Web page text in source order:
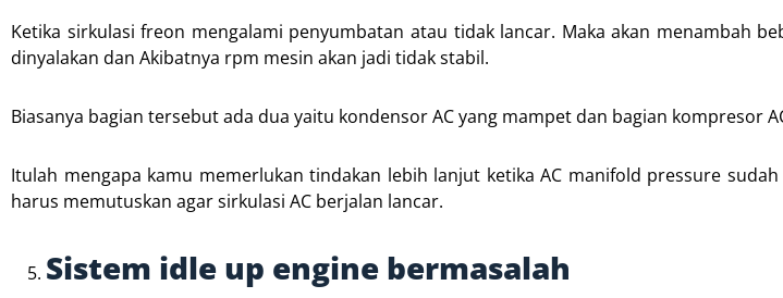
Ketika sirkulasi freon mengalami penyumbatan atau tidak lancar. Maka akan menambah
dinyalakan dan Akibatnya rpm mesin akan jadi tidak stabil.
Biasanya bagian tersebut ada dua yaitu kondensor AC yang mampet dan bagian kompresor
Itulah mengapa kamu memerlukan tindakan lebih lanjut ketika AC manifold pressure
harus memutuskan agar sirkulasi AC berjalan lancar.
Sistem idle up engine bermasalah